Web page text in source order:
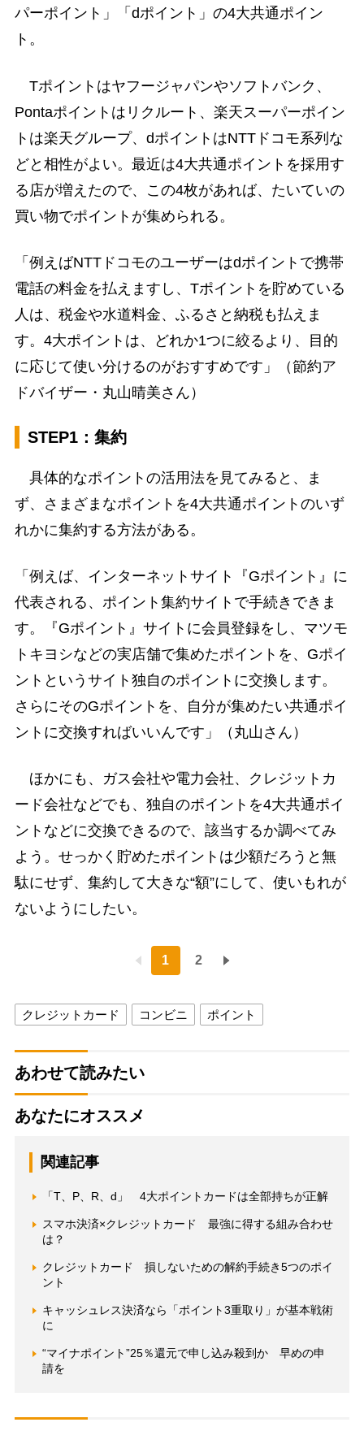
パーポイント」「dポイント」の4大共通ポイン
ト。
Tポイントはヤフージャパンやソフトバンク、
Pontaポイントはリクルート、楽天スーパーポイン
トは楽天グループ、dポイントはNTTドコモ系列な
どと相性がよい。最近は4大共通ポイントを採用す
る店が増えたので、この4枚があれば、たいていの
買い物でポイントが集められる。
「例えばNTTドコモのユーザーはdポイントで携帯
電話の料金を払えますし、Tポイントを貯めている
人は、税金や水道料金、ふるさと納税も払えま
す。4大ポイントは、どれか1つに絞るより、目的
に応じて使い分けるのがおすすめです」（節約ア
ドバイザー・丸山晴美さん）
STEP1：集約
具体的なポイントの活用法を見てみると、ま
ず、さまざまなポイントを4大共通ポイントのいず
れかに集約する方法がある。
「例えば、インターネットサイト『Gポイント』に
代表される、ポイント集約サイトで手続きできま
す。『Gポイント』サイトに会員登録をし、マツモ
トキヨシなどの実店舗で集めたポイントを、Gポイ
ントというサイト独自のポイントに交換します。
さらにそのGポイントを、自分が集めたい共通ポイ
ントに交換すればいいんです」（丸山さん）
ほかにも、ガス会社や電力会社、クレジットカ
ード会社などでも、独自のポイントを4大共通ポイ
ントなどに交換できるので、該当するか調べてみ
よう。せっかく貯めたポイントは少額だろうと無
駄にせず、集約して大きな“額”にして、使いもれが
ないようにしたい。
1 2
クレジットカード コンビニ ポイント
あわせて読みたい
あなたにオススメ
関連記事
「T、P、R、d」 4大ポイントカードは全部持ちが正解
スマホ決済×クレジットカード 最強に得する組み合わせ
は？
クレジットカード 損しないための解約手続き5つのポイ
ント
キャッシュレス決済なら「ポイント3重取り」が基本戦術
に
“マイナポイント”25％還元で申し込み殺到か 早めの申
請を